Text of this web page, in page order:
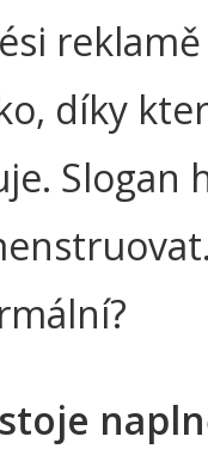
díky
Slogan